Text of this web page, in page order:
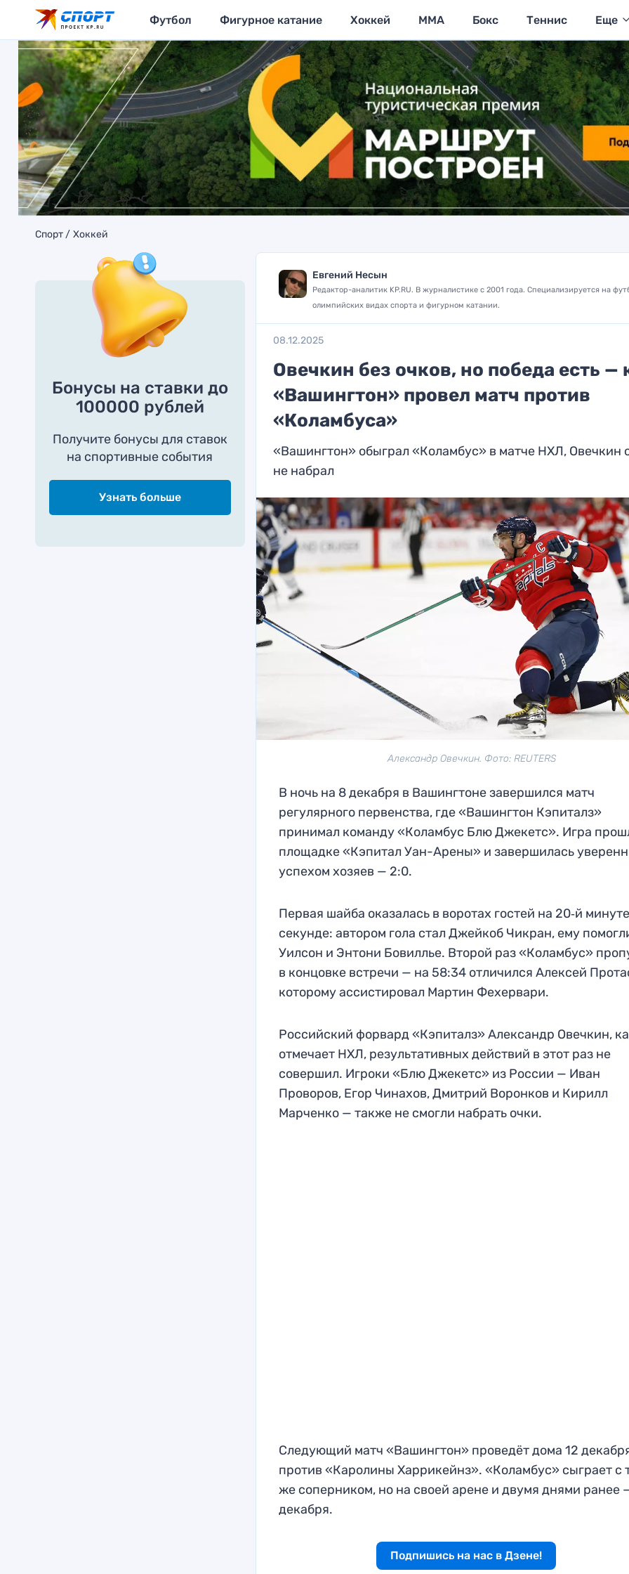
Футбол Фигурное катание Хоккей MMA Бокс Теннис Еще
Спорт Хоккей
Бонусы на ставки до
100000 рублей
Получите бонусы для ставок
на спортивные события
Узнать больше
Евгений Несын
Редактор-аналитик KP.RU. В журналистике с 2001 года. Специализируется на
олимпийских видах спорта и фигурном катании.
08.12.2025
Овечкин без очков, но победа есть —
«Вашингтон» провел матч против
«Коламбуса»
«Вашингтон» обыграл «Коламбус» в матче НХЛ, Овечкин
не набрал
Александр Овечкин. Фото: REUTERS
В ночь на 8 декабря в Вашингтоне завершился матч
регулярного первенства, где «Вашингтон Кэпиталз»
принимал команду «Коламбус Блю Джекетс». Игра
площадке «Кэпитал Уан-Арены» и завершилась
успехом хозяев — 2:0.
Первая шайба оказалась в воротах гостей на 20‑й
секунде: автором гола стал Джейкоб Чикран, ему
Уилсон и Энтони Бовиллье. Второй раз «Коламбус»
в концовке встречи — на 58:34 отличился Алексей
которому ассистировал Мартин Фехервари.
Российский форвард «Кэпиталз» Александр Овечкин,
отмечает НХЛ, результативных действий в этот раз не
совершил. Игроки «Блю Джекетс» из России — Иван
Проворов, Егор Чинахов, Дмитрий Воронков и Кирилл
Марченко — также не смогли набрать очки.
Следующий матч «Вашингтон» проведёт дома 12
против «Каролины Харрикейнз». «Коламбус» сыграет с
же соперником, но на своей арене и двумя днями ранее
декабря.
Подпишись на нас в Дзене!